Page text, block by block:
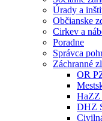
Úrady a
Občianske
Cirkev a
Poradne
Správca
Záchranné
OR
HaZZ
DHZ